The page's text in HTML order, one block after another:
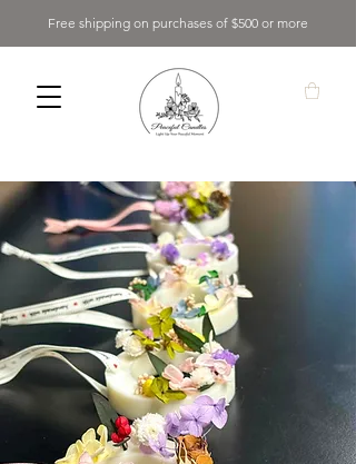
Free shipping on purchases of $500 or more